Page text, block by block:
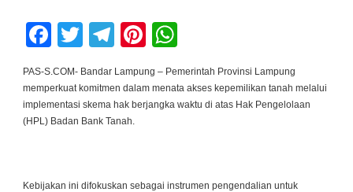
Facebook
Twitter
Telegram
Pinterest
PAS-S.COM- Bandar Lampung – Pemerintah Provinsi Lampung
memperkuat komitmen dalam menata akses kepemilikan tanah melalui
implementasi skema hak berjangka waktu di atas Hak Pengelolaan
(HPL) Badan Bank Tanah.
Kebijakan ini difokuskan sebagai instrumen pengendalian untuk